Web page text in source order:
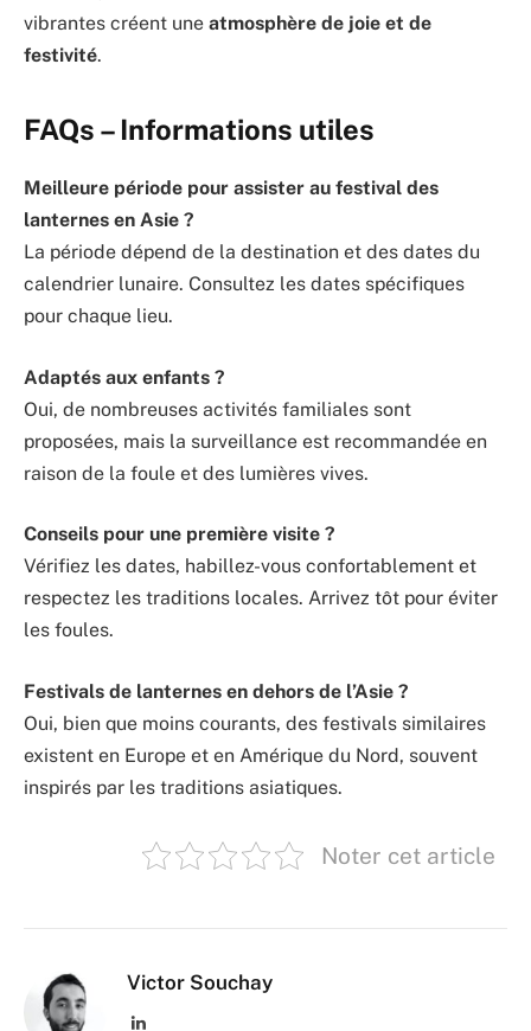
vibrantes créent une atmosphère de joie et de
festivité.
FAQs – Informations utiles
Meilleure période pour assister au festival des
lanternes en Asie ?
La période dépend de la destination et des dates du
calendrier lunaire. Consultez les dates spécifiques
pour chaque lieu.
Adaptés aux enfants ?
Oui, de nombreuses activités familiales sont
proposées, mais la surveillance est recommandée en
raison de la foule et des lumières vives.
Conseils pour une première visite ?
Vérifiez les dates, habillez-vous confortablement et
respectez les traditions locales. Arrivez tôt pour éviter
les foules.
Festivals de lanternes en dehors de l’Asie ?
Oui, bien que moins courants, des festivals similaires
existent en Europe et en Amérique du Nord, souvent
inspirés par les traditions asiatiques.
Noter cet article
Victor Souchay
LinkedIn